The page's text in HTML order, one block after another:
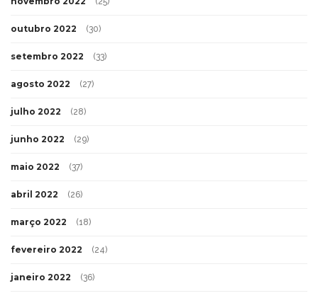
outubro 2022 (30)
setembro 2022 (33)
agosto 2022 (27)
julho 2022 (28)
junho 2022 (29)
maio 2022 (37)
abril 2022 (26)
março 2022 (18)
fevereiro 2022 (24)
janeiro 2022 (36)